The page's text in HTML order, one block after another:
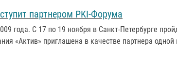
партнером PKI-Форума
года. С 17 по 19 ноября в Санкт-Петербурге
«Актив» приглашена в качестве партнера одной